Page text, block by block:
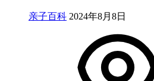
亲子百科 2024年8月8日